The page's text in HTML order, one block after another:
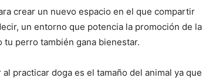
crear un nuevo espacio en el que compartir
un entorno que potencia la promoción de la
perro también gana bienestar.
practicar doga es el tamaño del animal ya que